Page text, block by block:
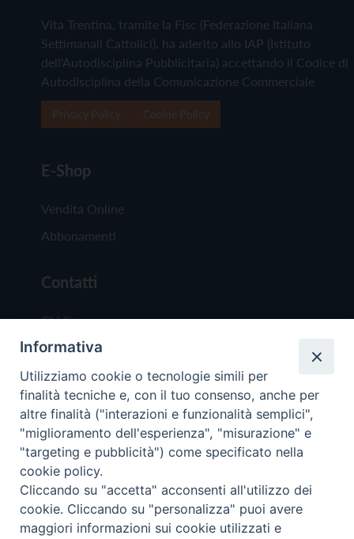
Vita Trentina, tramite la Fisc (Federazione Italiana
Settimanali Cattolici), ha aderito allo IAP (Istituto
dell'Autodisciplina Pubblicitaria) accettando il Codice di
Autodisciplina della Comunicazione Commerciale
E-Shop
Vendita Online
Abbonamenti
Contatti
Chi Siamo
Redazione
Scrivici
Copyright © 2019 - Tutti i diritti riservati - Vita
Trentina Editrice
Privacy Policy
Informativa
Utilizziamo cookie o tecnologie simili per
finalità tecniche e, con il tuo consenso, anche per
altre finalità ("interazioni e funzionalità semplici",
"miglioramento dell'esperienza", "misurazione" e
"targeting e pubblicità") come specificato nella
cookie policy.
Cliccando su "accetta" acconsenti all'utilizzo dei
cookie. Cliccando su "personalizza" puoi avere
maggiori informazioni sui cookie utilizzati e